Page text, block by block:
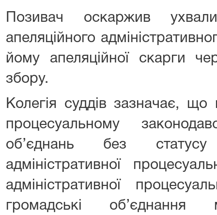
Позивач оскаржив
апеляційного
йому апеляційної скарги
збору.
Колегія суддів зазначає, що
процесуальному
об’єднань без
адміністративної
адміністративної
громадські об’єднання